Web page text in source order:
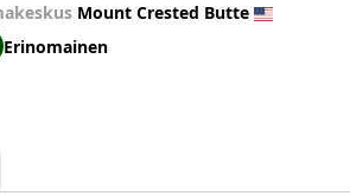
Mount Crested Butte
Erinomainen